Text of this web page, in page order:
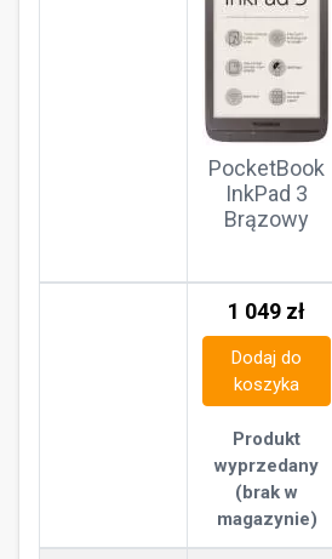
PocketBook
InkPad 3
Brązowy
1 049 zł
Dodaj do
koszyka
Produkt
wyprzedany
(brak w
magazynie)